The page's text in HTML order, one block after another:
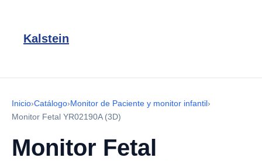
Kalstein
Inicio›Catálogo›Monitor de Paciente y monitor infantil›
Monitor Fetal YR02190A (3D)
Monitor Fetal